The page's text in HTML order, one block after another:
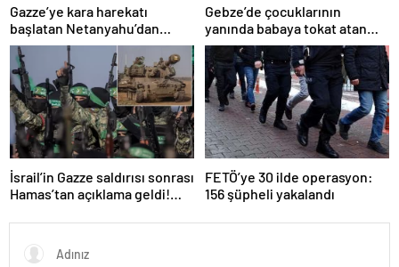
Gazze’ye kara harekatı
başlatan Netanyahu’dan
Erdoğan’a küstah sözler
Gebze’de çocuklarının
yanında babaya tokat atan
sürücü tutuklandı
İsrail’in Gazze saldırısı sonrası
Hamas’tan açıklama geldi!
FETÖ’ye 30 ilde operasyon:
156 şüpheli yakalandı